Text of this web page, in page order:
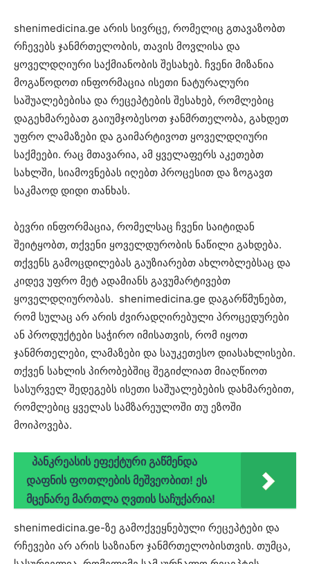
shenimedicina.ge არის სივრცე, რომელიც გთავაზობთ
რჩევებს ჯანმრთელობის, თავის მოვლისა და
ყოველდღიური საქმიანობის შესახებ. ჩვენი მიზანია
მოგაწოდოთ ინფორმაცია ისეთი ნატურალური
საშუალებებისა და რეცეპტების შესახებ, რომლებიც
დაგეხმარებათ გაიუმჯობესოთ ჯანმრთელობა, გახდეთ
უფრო ლამაზები და გაიმარტივოთ ყოველდღიური
საქმეები. რაც მთავარია, ამ ყველაფერს აკეთებთ
სახლში, სიამოვნებას იღებთ პროცესით და ზოგავთ
საკმაოდ დიდი თანხას.
ბევრი ინფორმაცია, რომელსაც ჩვენი საიტიდან
შეიტყობთ, თქვენი ყოველდურობის ნაწილი გახდება.
თქვენს გამოცდილებას გაუზიარებთ ახლობლებსაც და
კიდევ უფრო მეტ ადამიანს გავუმარტივებთ
ყოველდღიურობას. shenimedicina.ge დაგარწმუნებთ,
რომ სულაც არ არის ძვირადღირებული პროცედურები
ან პროდუქტები საჭირო იმისათვის, რომ იყოთ
ჯანმრთელები, ლამაზები და საუკეთესო დიასახლისები.
თქვენ სახლის პირობებშიც შეგიძლიათ მიაღწიოთ
სასურველ შედეგებს ისეთი საშუალებების დახმარებით,
რომლებიც ყველას სამზარეულოში თუ ეზოში
მოიპოვება.
პანკრეასის ეფექტური გაწმენდა
დაფნის ფოთლების მეშვეობით! ეს
მცენარე მართლა ღვთის საჩუქარია!
shenimedicina.ge-ზე გამოქვეყნებული რეცეპტები და
რჩევები არ არის საზიანო ჯანმრთელობისთვის. თუმცა,